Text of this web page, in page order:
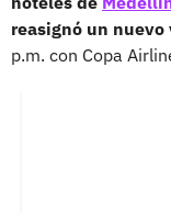
reasignó un nuevo
p.m. con Copa